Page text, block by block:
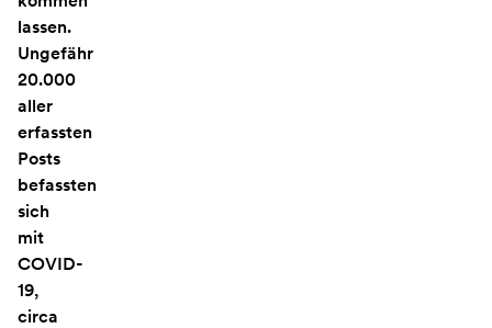
lassen.
Ungefähr
20.000
aller
erfassten
Posts
befassten
sich
mit
COVID-
19,
circa